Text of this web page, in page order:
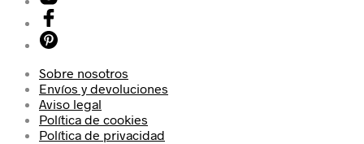
Sobre nosotros
Envíos y devoluciones
Aviso legal
Política de cookies
Política de privacidad